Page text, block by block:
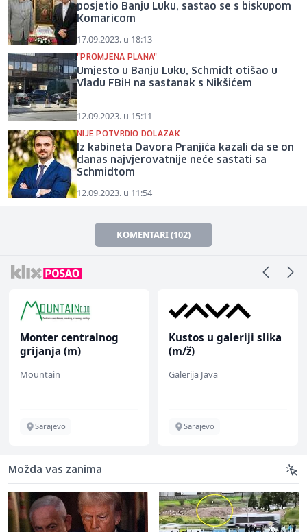
posjetio Banju Luku, sastao se s biskupom
Komaricom
17.09.2023. u 18:13
"PROMJENA PLANA"
Umjesto u Banju Luku, Schmidt otišao u
Vladu FBiH na sastanak s Nikšićem
12.09.2023. u 15:11
NIJE POTVRDIO DOLAZAK
Iz kabineta Davora Pranjića kazali da se on
danas najvjerovatnije neće sastati sa
Schmidtom
12.09.2023. u 11:54
KOMENTARI (102)
Monter centralnog
grijanja (m)
Mountain
Sarajevo
Kustos u galeriji slika
(m/ž)
Galerija Java
Sarajevo
Možda vas zanima